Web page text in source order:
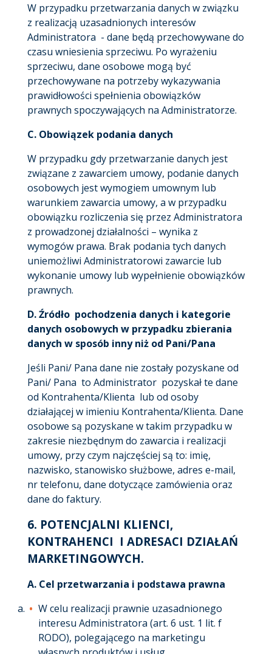
W przypadku przetwarzania danych w związku
z realizacją uzasadnionych interesów
Administratora - dane będą przechowywane do
czasu wniesienia sprzeciwu. Po wyrażeniu
sprzeciwu, dane osobowe mogą być
przechowywane na potrzeby wykazywania
prawidłowości spełnienia obowiązków
prawnych spoczywających na Administratorze.
C. Obowiązek podania danych
W przypadku gdy przetwarzanie danych jest
związane z zawarciem umowy, podanie danych
osobowych jest wymogiem umownym lub
warunkiem zawarcia umowy, a w przypadku
obowiązku rozliczenia się przez Administratora
z prowadzonej działalności – wynika z
wymogów prawa. Brak podania tych danych
uniemożliwi Administratorowi zawarcie lub
wykonanie umowy lub wypełnienie obowiązków
prawnych.
D. Źródło pochodzenia danych i kategorie
danych osobowych w przypadku zbierania
danych w sposób inny niż od Pani/Pana
Jeśli Pani/ Pana dane nie zostały pozyskane od
Pani/ Pana to Administrator pozyskał te dane
od Kontrahenta/Klienta lub od osoby
działającej w imieniu Kontrahenta/Klienta. Dane
osobowe są pozyskane w takim przypadku w
zakresie niezbędnym do zawarcia i realizacji
umowy, przy czym najczęściej są to: imię,
nazwisko, stanowisko służbowe, adres e-mail,
nr telefonu, dane dotyczące zamówienia oraz
dane do faktury.
6. POTENCJALNI KLIENCI,
KONTRAHENCI I ADRESACI DZIAŁAŃ
MARKETINGOWYCH.
A. Cel przetwarzania i podstawa prawna
W celu realizacji prawnie uzasadnionego
interesu Administratora (art. 6 ust. 1 lit. f
RODO), polegającego na marketingu